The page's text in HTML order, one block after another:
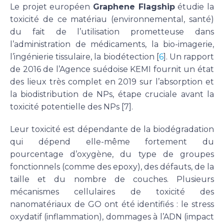
Le projet européen Graphene Flagshipétudie la
toxicité de ce matériau (environnemental, santé)
du fait de l’utilisation prometteuse dans
l’administration de médicaments, la bio-imagerie,
l’ingénierie tissulaire, la biodétection [ 6]. Un rapport
de 2016 de l’Agence suédoise KEMI fournit un état
des lieux très complet en 2019 sur l’absorption et
la biodistribution de NPs, étape cruciale avant la
toxicité potentielle des NPs [7].
Leur toxicité est dépendante de la biodégradation
qui dépend elle-même fortement du
pourcentage d’oxygène, du type de groupes
fonctionnels (comme des epoxy), des défauts, de la
taille et du nombre de couches. Plusieurs
mécanismes cellulaires de toxicité des
nanomatériaux de GO ont été identifiés : le stress
oxydatif (inflammation), dommages à l’ADN (impact